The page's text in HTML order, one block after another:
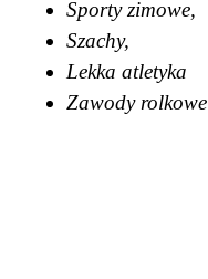
Sporty zimowe,
Szachy,
Lekka atletyka
Zawody rolkowe